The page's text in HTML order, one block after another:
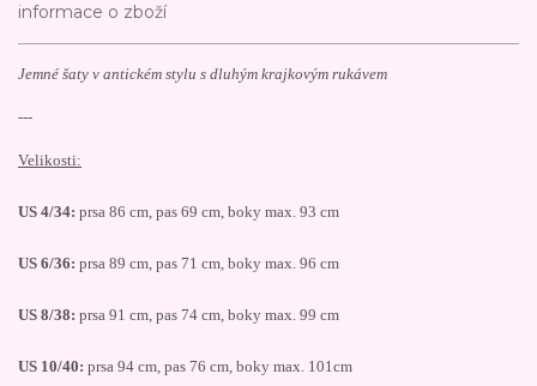
informace o zboží
Jemné šaty v antickém stylu s dluhým krajkovým rukávem
---
Velikosti:
US 4/34: prsa 86 cm, pas 69 cm, boky max. 93 cm
US 6/36: prsa 89 cm, pas 71 cm, boky max. 96 cm
US 8/38: prsa 91 cm, pas 74 cm, boky max. 99 cm
US 10/40: prsa 94 cm, pas 76 cm, boky max. 101cm